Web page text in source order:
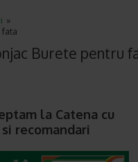
fata
Burete pentru
la Catena cu
recomandari